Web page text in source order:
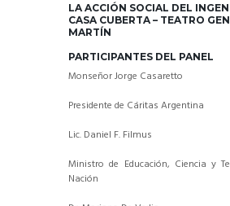
LA ACCIÓN SOCIAL DEL
CASA CUBERTA – TEATRO
MARTÍN
PARTICIPANTES DEL PANEL
Monseñor Jorge Casaretto
Presidente de Cáritas Argentina
Lic. Daniel F. Filmus
Ministro de Educación, Ciencia y
Nación